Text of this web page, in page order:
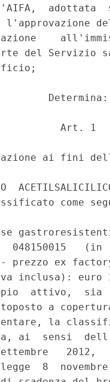
del Servizio
Determina:
Art. 1
ai fini
come
048150015
prezzo ex
inclusa): euro
attivo,  sia
a
la
ai  sensi
8